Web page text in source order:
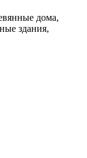
дома,
здания,